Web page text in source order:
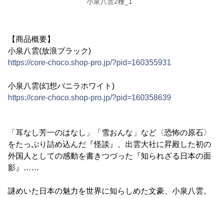
【商品概要】
小泉八雲(放浪ブラック)
https://core-choco.shop-pro.jp/?pid=160355931
小泉八雲(幻想バニラホワイト)
https://core-choco.shop-pro.jp/?pid=160358639
「耳なし芳一のはなし」「雪おんな」など〈恐怖の原石〉
をたっぷり詰め込んだ『怪談』、出雲大社に昇殿した初の
外国人としての感動を書きつづった『知られざる日本の面
影』……
謎めいた日本の魅力を世界に知らしめた文豪、小泉八雲。